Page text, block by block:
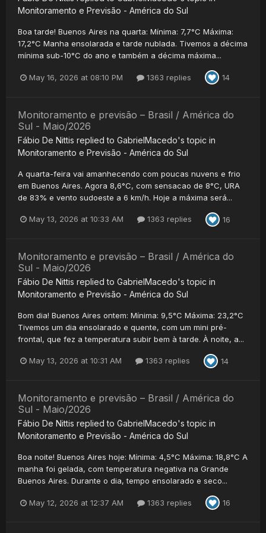
Monitoramento e Previsão - América do Sul
Boa tarde! Buenos Aires na quarta: Mínima: 7,7°C Máxima:
17,2°C Manha ensolarada e tarde nublada. Tivemos a décima
mínima sub-10°C do ano e também a décima máxima...
May 16, 2026 at 08:10 PM 1363 replies 14
Monitoramento e previsão – Brasil / América do
Sul - Maio/2026
Fábio De Nittis replied to GabrielMacedo's topic in
Monitoramento e Previsão - América do Sul
A quarta-feira vai amanhecendo com poucas nuvens e frio
em Buenos Aires. Agora 8,6°C, com sensacao de 8°C, URA
de 83% e vento sudoeste a 6 km/h. Hoje a máxima será...
May 13, 2026 at 10:33 AM 1363 replies 16
Monitoramento e previsão – Brasil / América do
Sul - Maio/2026
Fábio De Nittis replied to GabrielMacedo's topic in
Monitoramento e Previsão - América do Sul
Bom dia! Buenos Aires ontem: Mínima: 9,5°C Máxima: 23,2°C
Tivemos um dia ensolarado e quente, com um mini pré-
frontal, que fez a temperatura subir bem à tarde. À noite, a...
May 13, 2026 at 10:31 AM 1363 replies 14
Monitoramento e previsão – Brasil / América do
Sul - Maio/2026
Fábio De Nittis replied to GabrielMacedo's topic in
Monitoramento e Previsão - América do Sul
Boa noite! Buenos Aires hoje: Mínima: 4,5°C Máxima: 18,8°C A
manha foi gelada, com temperatura negativa na Grande
Buenos Aires. Durante o dia, tempo ensolarado e seco...
May 12, 2026 at 12:37 AM 1363 replies 16